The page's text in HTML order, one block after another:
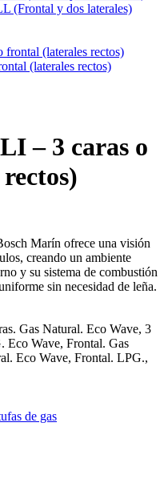
(Frontal y dos laterales)
(laterales rectos)
– 3 caras o
Marín ofrece una visión
creando un ambiente
y su sistema de combustión
sin necesidad de leña.
Gas Natural. Eco Wave, 3
Eco Wave, Frontal. Gas
Eco Wave, Frontal. LPG.,
de gas